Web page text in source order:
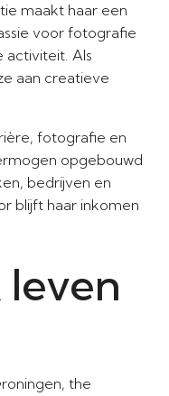
maakt haar een
voor fotografie
activiteit. Als
aan creatieve
fotografie en
opgebouwd
bedrijven en
blijft haar inkomen
leven
the